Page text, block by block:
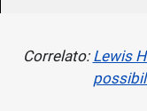
Correlato: Lewis